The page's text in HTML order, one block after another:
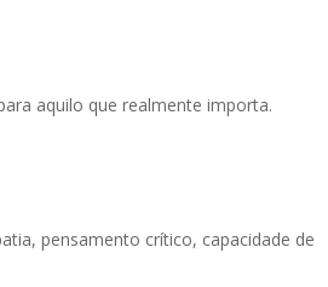
aquilo que realmente importa.
pensamento crítico, capacidade de